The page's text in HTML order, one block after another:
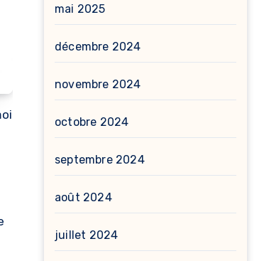
mai 2025
décembre 2024
novembre 2024
octobre 2024
septembre 2024
août 2024
juillet 2024